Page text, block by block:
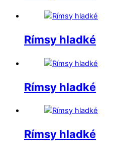
Rímsy hladké
Rímsy hladké
Rímsy hladké